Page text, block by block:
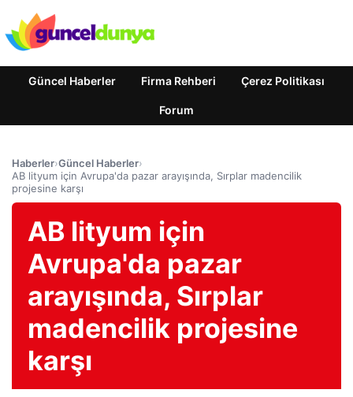
Güncel Haberler Firma Rehberi Çerez Politikası
Forum
Haberler›Güncel Haberler›
AB lityum için Avrupa'da pazar arayışında, Sırplar madencilik
projesine karşı
AB lityum için
Avrupa'da pazar
arayışında, Sırplar
madencilik projesine
karşı